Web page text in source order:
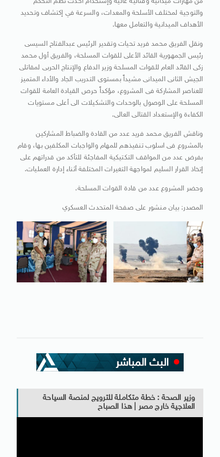
والتوجية لمختلف الأسلحة والمعدات، والسرعة في إكتشاف وتحديد
الأهداف الميدانية والتعامل معها.
ونقل الفريق محمد فريد تحيات وتقدير الرئيس عبدالفتاح السيسى
رئيس الجمهورية القائد الأعلى للقوات المسلحة، والفريق أول محمد
زكى القائد العام للقوات المسلحة وزير الدفاع والإنتاج الحربى لمقاتلى
الجيش الثانى الميدانى مشيداً بمستوى التدريب الجاد والأداء المتميز
للعناصر المشاركة فى المشروع، مؤكداً حرص القيادة العامة للقوات
المسلحة على الوصول بالوحدات والتشكيلات الى أعلى مستويات
الكفاءة والإستعداد القتالى العالى.
وناقش الفريق محمد فريد عدد من القادة والضباط المشاركين
بالمشروع فى اسلوب تنفيذهم للمهام والواجبات المكلفين بها، وقام
بفرض عدد من المواقف التكتيكية المفاجئة للتأكد من قدراتهم على
إتخاذ القرار السليم لمواجهة التغيرات المختلفة أثناء إدارة العمليات.
وحضر المشروع عدد من قادة القوات المسلحة.
المصدر: بيان منشور على صفحة المتحدث العسكري
وزير الصحة : خطة متكاملة للترويج لمنصة السياحة
العلاجية خارج مصر | هذا الصباح